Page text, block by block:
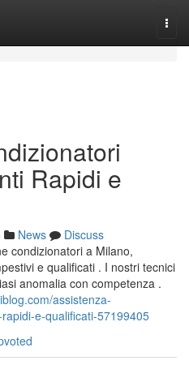
Rapidi e
News
Discuss
condizionatori a Milano,
e qualificati . I nostri tecnici
anomalia con competenza .
assistenza-
e-qualificati-57199405